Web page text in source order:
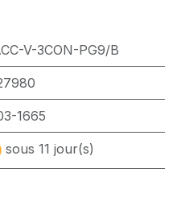
V-3CON-PG9/B
1665
sous 11 jour(s)